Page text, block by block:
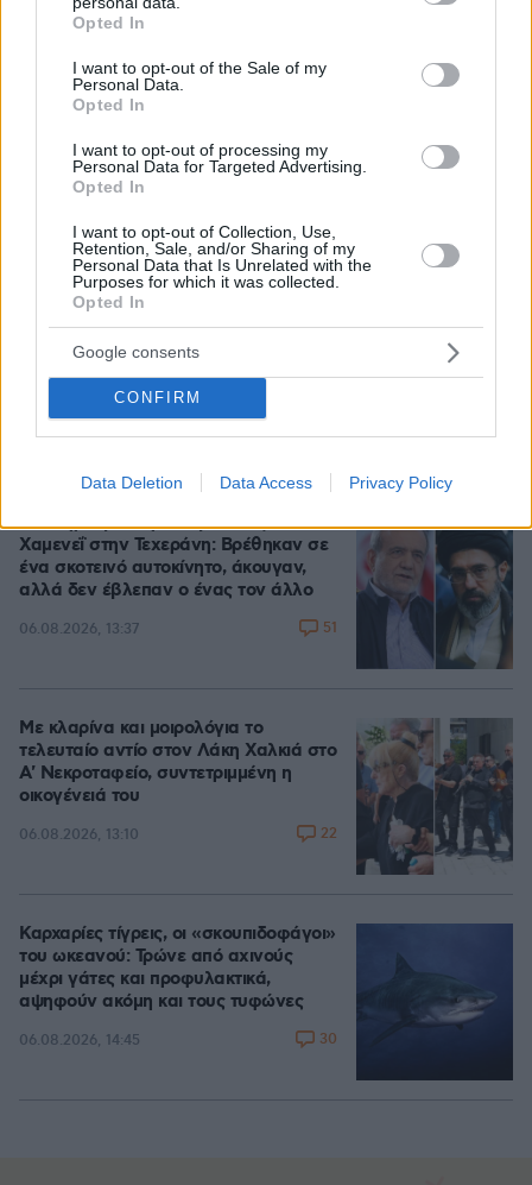
grant or deny consent to Google and its third-party tags to
use your data for below specified purposes in below Google
consent section.
Opted In
I want to opt-out of the Sale of my
Personal Data.
Opted In
I want to opt-out of processing my
Personal Data for Targeted Advertising.
Opted In
I want to opt-out of Collection, Use,
Retention, Sale, and/or Sharing of my
Personal Data that Is Unrelated with the
Purposes for which it was collected.
Opted In
Google consents
CONFIRM
Data Deletion Data Access Privacy Policy
06.08.2026, 09:18
Δημήτρης Ξανθάκης: Η γνήσια λαϊκή
του τραγούδια, γιατί δεν έκανε
καριέρα σε μεγάλες πίστες
55χρονος στην Κρήτη πείσθηκε ότι
ιστοσελίδα θα του εξασφάλιζε
αποδόσεις σε μετοχές και έχασε
€100.000
06.08.2026, 11:01
Μυστήριο με το ραντεβού Πεζεσκιάν -
Χαμενεΐ στην Τεχεράνη: Βρέθηκαν σε
ένα σκοτεινό αυτοκίνητο, άκουγαν,
αλλά δεν έβλεπαν ο ένας τον άλλο
06.08.2026, 13:37 51
Με κλαρίνα και μοιρολόγια το
τελευταίο αντίο στον Λάκη Χαλκιά στο
A' Νεκροταφείο, συντετριμμένη η
οικογένειά του
06.08.2026, 13:10 22
Καρχαρίες τίγρεις, οι «σκουπιδοφάγοι»
του ωκεανού: Τρώνε από αχινούς
μέχρι γάτες και προφυλακτικά,
αψηφούν ακόμη και τους τυφώνες
06.08.2026, 14:45 30